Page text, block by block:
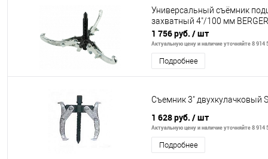
Универсальный съёмник
захватный 4"/100 мм
1 756 руб. / шт
Актуальную цену и наличие уточняйте 8 914
Подробнее
Съемник 3" двухкулачковый
1 628 руб. / шт
Актуальную цену и наличие уточняйте 8 914
Подробнее